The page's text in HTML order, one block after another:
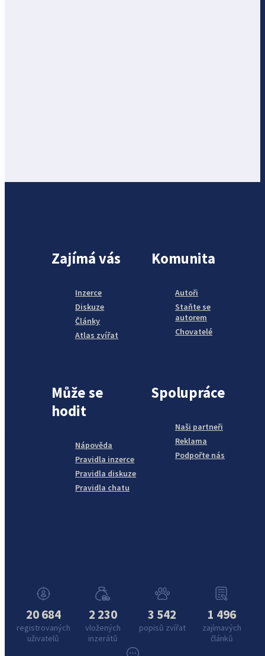
Zajímá vás
Inzerce
Diskuze
Články
Atlas zvířat
Komunita
Autoři
Staňte se
autorem
Chovatelé
Může se
hodit
Nápověda
Pravidla inzerce
Pravidla diskuze
Pravidla chatu
Spolupráce
Naši partneři
Reklama
Podpořte nás
20 684
registrovaných
uživatelů
2 230
vložených
inzerátů
3 542
popisů zvířat
1 496
zajímavých
článků